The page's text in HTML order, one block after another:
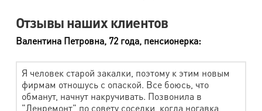
Шкура натуральная (за кв.м.)
Наименование работ
Стоимость
Болеро
520 руб.
Отзывы наших клиентов
Валентина Петровна, 72 года, пенсионерка:
Я человек старой закалки, поэтому к этим новым
фирмам отношусь с опаской. Все боюсь, что
обманут, начнут накручивать. Позвонила в
"Ленремонт" по совету соседки, когда ногавка